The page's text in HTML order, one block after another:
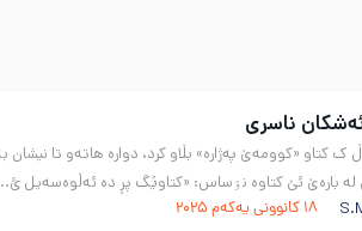
ناسری
کتاو «کوومەێ پەژارە» بڵاو کرد، دوارە هاتەو تا
لە بارەێ ئێ کتاوە نۊساس: «کتاوێگ پڕ دە ئەڵوەسەیل
18 کانوونی یەکەم 2025